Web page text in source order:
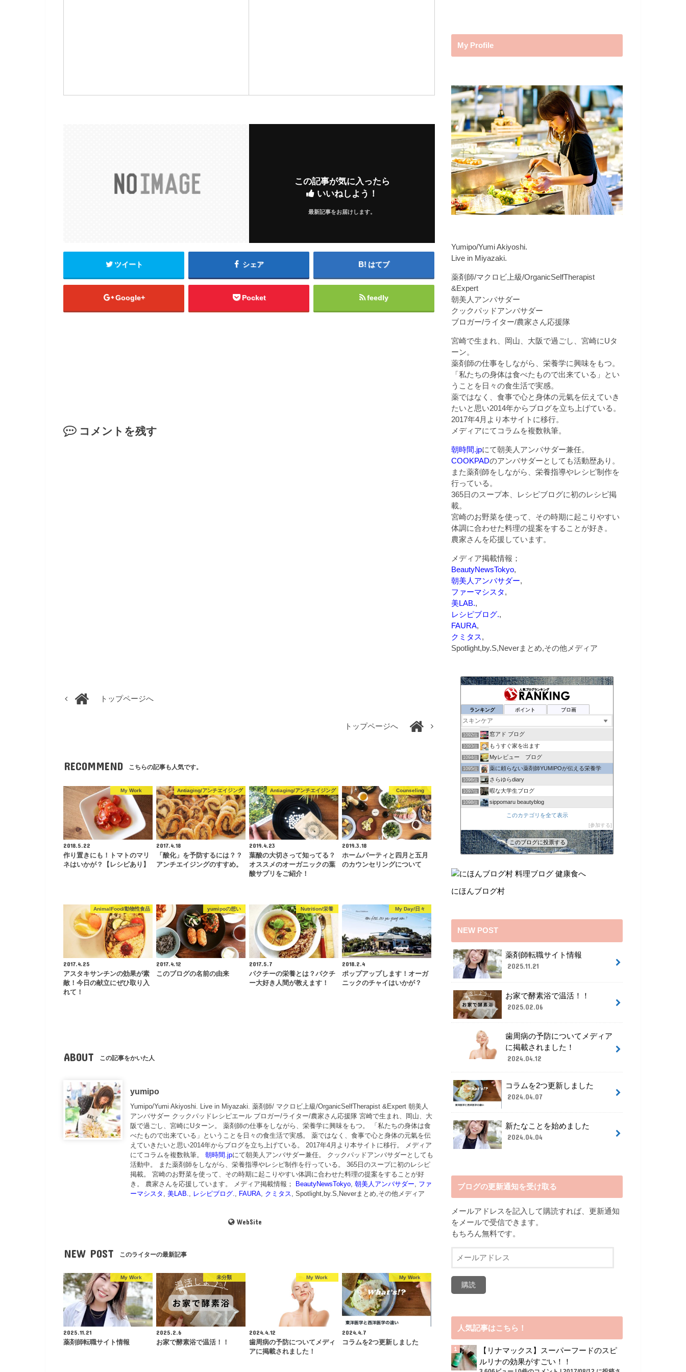
この記事が気に入ったら
いいねしよう！
最新記事をお届けします。
ツイート シェア はてブ
Google+ Pocket feedly
コメントを残す
トップページへ
トップページへ
RECOMMEND こちらの記事も人気です。
My Work
2018.5.22
作り置きにも！トマトのマリ
ネはいかが？【レシピあり】
Antiaging/アンチエイジング
2017.4.18
「酸化」を予防するには？？
アンチエイジングのすすめ。
Antiaging/アンチエイジング
2019.4.23
葉酸の大切さって知ってる？
オススメのオーガニックの葉
酸サプリをご紹介！
Counseling
2019.3.18
ホームパーティと四月と五月
のカウンセリングについて
AnimalFood/動物性食品
2017.4.25
アスタキサンチンの効果が素
敵！今日の献立にぜひ取り入
れて！
yumipoの想い
2017.4.12
このブログの名前の由来
Nutrition/栄養
2017.5.7
パクチーの栄養とは？パクチ
ー大好き人間が教えます！
My Day/日々
2018.2.4
ポップアップします！オーガ
ニックのチャイはいかが？
ABOUT この記事をかいた人
yumipo
Yumipo/Yumi Akiyoshi. Live in Miyazaki. 薬剤師/ マクロビ上級/OrganicSelfTherapist &Expert 朝美人
アンバサダー クックパッドレシピエール ブロガー/ライター/農家さん応援隊 宮崎で生まれ、岡山、大
阪で過ごし、宮崎にUターン。 薬剤師の仕事をしながら、栄養学に興味をもつ。 「私たちの身体は食
べたもので出来ている」ということを日々の食生活で実感。 薬ではなく、食事で心と身体の元氣を伝
えていきたいと思い2014年からブログを立ち上げている。 2017年4月より本サイトに移行。 メディア
にてコラムを複数執筆。朝時間.jpにて朝美人アンバサダー兼任。 クックパッドアンバサダーとしても
活動中。 また薬剤師をしながら、栄養指導やレシピ制作を行っている。 365日のスープに初のレシピ
掲載。 宮崎のお野菜を使って、その時期に起こりやすい体調に合わせた料理の提案をすることが好
き。 農家さんを応援しています。 メディア掲載情報；
BeautyNewsTokyo,朝美人アンバサダー, ファ
ーマシスタ ,美LAB., レシピブログ., FAURA, クミタス, Spotlight,by.S,Neverまとめ,その他メディア
WebSite
NEW POST このライターの最新記事
My Work
2025.11.21
薬剤師転職サイト情報
未分類
2025.2.6
お家で酵素浴で温活！！
My Work
2024.4.12
歯周病の予防についてメディ
アに掲載されました！
My Work
2024.4.7
コラムを2つ更新しました
My Profile
Yumipo/Yumi Akiyoshi.
Live in Miyazaki.
薬剤師/マクロビ上級/OrganicSelfTherapist
&Expert
朝美人アンバサダー
クックパッドアンバサダー
ブロガー/ライター/農家さん応援隊
宮崎で生まれ、岡山、大阪で過ごし、宮崎にUタ
ーン。
薬剤師の仕事をしながら、栄養学に興味をもつ。
「私たちの身体は食べたもので出来ている」とい
うことを日々の食生活で実感。
薬ではなく、食事で心と身体の元氣を伝えていき
たいと思い2014年からブログを立ち上げている。
2017年4月より本サイトに移行。
メディアにてコラムを複数執筆。
朝時間.jpにて朝美人アンバサダー兼任。
COOKPADのアンバサダーとしても活動歴あり。
また薬剤師をしながら、栄養指導やレシピ制作を
行っている。
365日のスープ本、レシピブログに初のレシピ掲
載。
宮崎のお野菜を使って、その時期に起こりやすい
体調に合わせた料理の提案をすることが好き。
農家さんを応援しています。
メディア掲載情報；
BeautyNewsTokyo,
朝美人アンバサダー,
ファーマシスタ,
美LAB.,
レシピブログ.,
FAURA,
クミタス,
Spotlight,by.S,Neverまとめ,その他メディア
ランキング ポイント ブロ画
菜保子の「オトナのアロマセラピー〜*」
全身の疲れも取れる小顔コルギ専門サロン ゆめこるぎ
1090位 La boutique Bijoux
1091位 ポンポンブログ
1092位 窓アド ブログ
1093位 もうすぐ家を出ます
1094位 Myレビュー ブログ
1095位 薬に頼らない薬剤師YUMIPOが伝える栄養学
1096位 さらゆらdiary
1097位 暇な大学生ブログ
1098位 sippomaru beautyblog
健康促進.com
1101位 miyamixxの戦略的井戸端会議
1102位 ふるさと納税 | Just another WordP…
このカテゴリを全て表示
参加する
このブログに投票する
にほんブログ村
NEW POST
薬剤師転職サイト情報
2025.11.21
お家で酵素浴で温活！！
2025.02.06
歯周病の予防についてメディア
に掲載されました！
2024.04.12
コラムを2つ更新しました
2024.04.07
新たなことを始めました
2024.04.04
ブログの更新通知を受け取る
メールアドレスを記入して購読すれば、更新通知
をメールで受信できます。
もちろん無料です。
ル
ス
人気記事はこちら！
【リナマックス】スーパーフードのスピ
ルリナの効果がすごい！！